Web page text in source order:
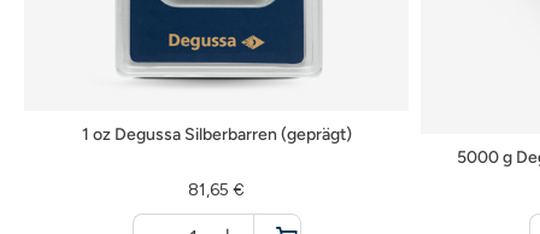
1 oz Degussa Silberbarren (geprägt)
81,65 €
5000 g